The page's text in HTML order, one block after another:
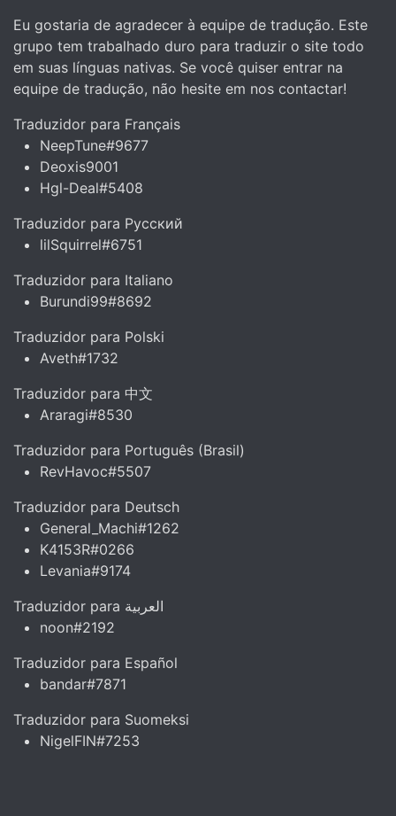
Eu gostaria de agradecer à equipe de tradução. Este
grupo tem trabalhado duro para traduzir o site todo
em suas línguas nativas. Se você quiser entrar na
equipe de tradução, não hesite em nos contactar!
Traduzidor para Français
NeepTune#9677
Deoxis9001
Hgl-Deal#5408
Traduzidor para Русский
lilSquirrel#6751
Traduzidor para Italiano
Burundi99#8692
Traduzidor para Polski
Aveth#1732
Traduzidor para 中文
Araragi#8530
Traduzidor para Português (Brasil)
RevHavoc#5507
Traduzidor para Deutsch
General_Machi#1262
K4153R#0266
Levania#9174
Traduzidor para العربية
noon#2192
Traduzidor para Español
bandar#7871
Traduzidor para Suomeksi
NigelFIN#7253